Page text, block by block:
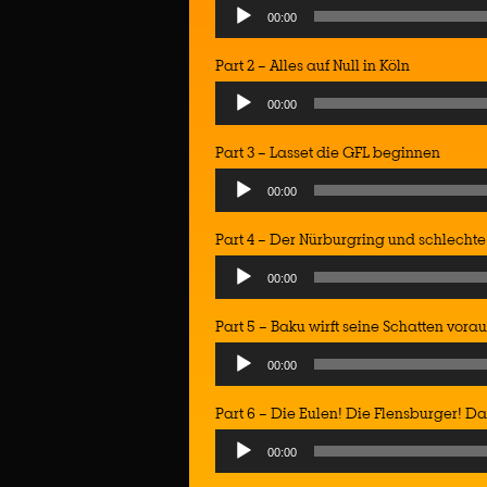
Audio
Player
00:00
Part 2 – Alles auf Null in Köln
Audio
Player
00:00
Part 3 – Lasset die GFL beginnen
Audio
Player
00:00
Part 4 – Der Nürburgring und
Audio
Player
00:00
Part 5 – Baku wirft seine Schatten
Audio
Player
00:00
Part 6 – Die Eulen! Die Flensburger!
Audio
Player
00:00